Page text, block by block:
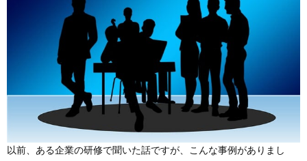
以前、ある企業の研修で聞いた話ですが、こんな事例がありまし